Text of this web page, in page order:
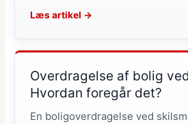
Læs artikel →
Overdragelse af bolig
Hvordan foregår det?
En boligoverdragelse ved